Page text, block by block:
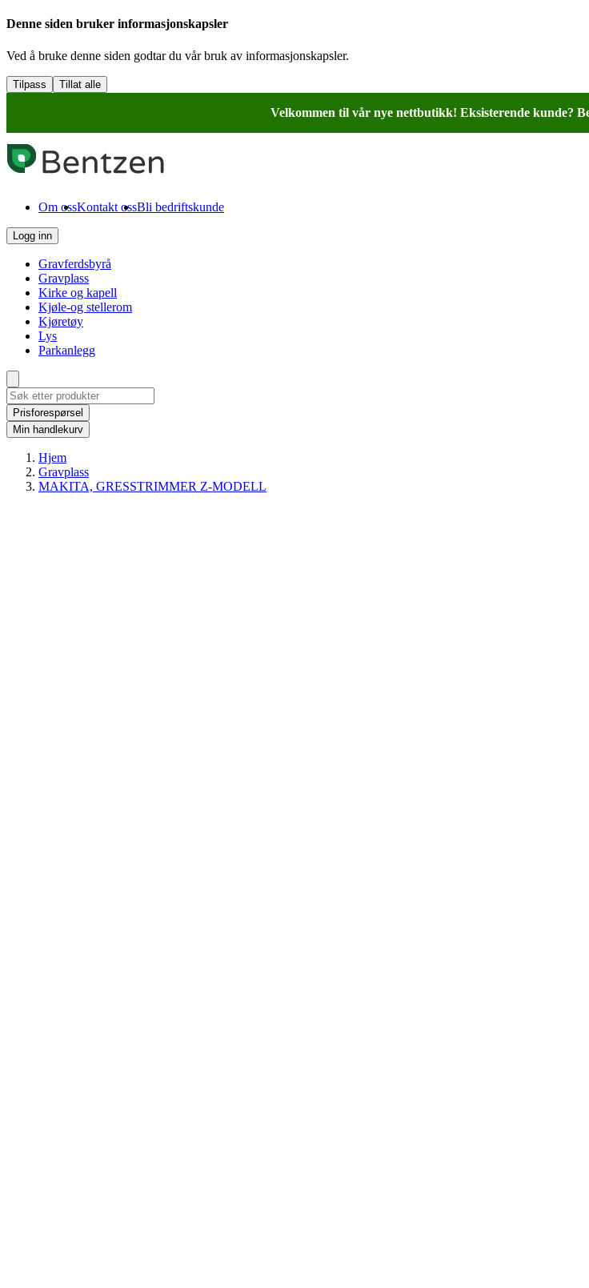
Denne siden bruker informasjonskapsler
Ved å bruke denne siden godtar du vår bruk av informasjonskapsler.
Tilpass Tillat alle
Velkommen til vår nye nettbutikk! Eksisterende kunde?
Om ossKontakt ossBli bedriftskunde
Logg inn
Gravferdsbyrå
Gravplass
Kirke og kapell
Kjøle-og stellerom
Kjøretøy
Lys
Parkanlegg
Prisforespørsel
Min handlekurv
Hjem
Gravplass
MAKITA, GRESSTRIMMER Z-MODELL